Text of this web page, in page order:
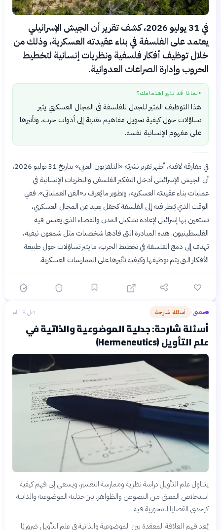
في 31 يوليو 2026، كشف تقرير أن الجيش الإسرائيلي
يعتمد على الفلسفة في بناء عقيدته العسكرية، وذلك من
خلال توظيف أفكار فلسفية ونظريات إنسانية لتخطيط
الحروب وإدارة الصراعات العدوانية.
● لماذا قد يثير اهتمامك؟
هذا التوظيف المثير للجدل للفلسفة في المجال العسكري يثير
تساؤلات حول كيفية تحويل مفاهيم نقدية إلى أدوات حرب، وتأثيرها
على مفهوم الإنسانية نفسه.
في مفارقة لافتة، أظهر تقرير نشرته «التلفزيون العربي» بتاريخ 31 يوليو 2026،
أن الجيش الإسرائيلي أدخل التفكير الفلسفي والنظريات الإنسانية في
عمليات بناء عقيدته العسكرية، وتطوير ما يُعرف بـ«الفن العملياتي». ففي
الوقت الذي يُنظر فيه إلى الفلسفة كحقل بعيد عن المجال العسكري،
تستعين بها إسرائيل لإعادة تشكيل المدن والفضاء الذي يعيش فيه
الفلسطينيون. هذه المبادرة التي قادها شخصيات مثل شمعون نيفيه،
تهدف إلى دمج الفلسفة في تخطيط الحرب، ما يثير تساؤلات حول طبيعة
الأفكار التي يتم توظيفها وكيفية تأثيرها على الممارسات العسكرية.
معنى› أسئلة شارحة قبل 8 أيام
أسئلة شارحة: جدلية الموضوعية والذاتية في
علم التأويل (Hermeneutics)
يتناول علم التأويل دراسة نظرية وممارسة التفسير، ويسعى إلى فهم كيفية
استخلاص المعنى من النصوص والظواهر. تبرز جدلية الموضوعية والذاتية
كإحدى القضايا المحورية فيه.
يُعد فهم العلاقة المعقدة بين الموضوعية والذاتية في علم التأويل ضروريًا